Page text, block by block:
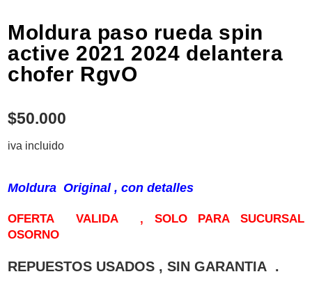
Moldura paso rueda spin
active 2021 2024 delantera
chofer RgvO
$50.000
iva incluido
Moldura Original , con detalles
OFERTA VALIDA , SOLO PARA SUCURSAL
OSORNO
REPUESTOS USADOS , SIN GARANTIA .